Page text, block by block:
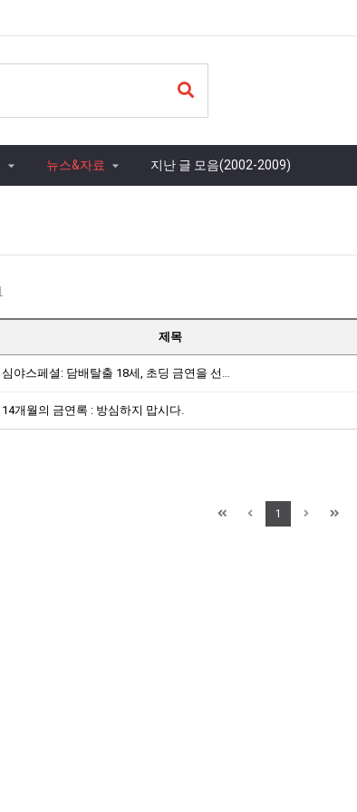
뉴스&자료 지난 글 모음(2002-2009)
제목
심야스페셜: 담배탈출 18세, 초딩 금연을 선포하다
14개월의 금연록 : 방심하지 맙시다.
1